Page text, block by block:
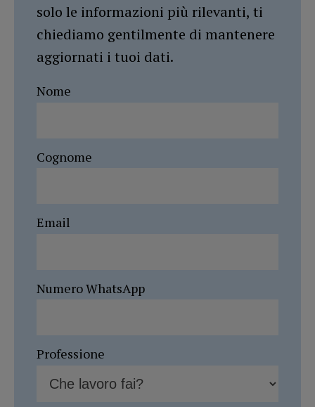
solo le informazioni più rilevanti, ti
chiediamo gentilmente di mantenere
aggiornati i tuoi dati.
Nome
Cognome
Email
Numero WhatsApp
Professione